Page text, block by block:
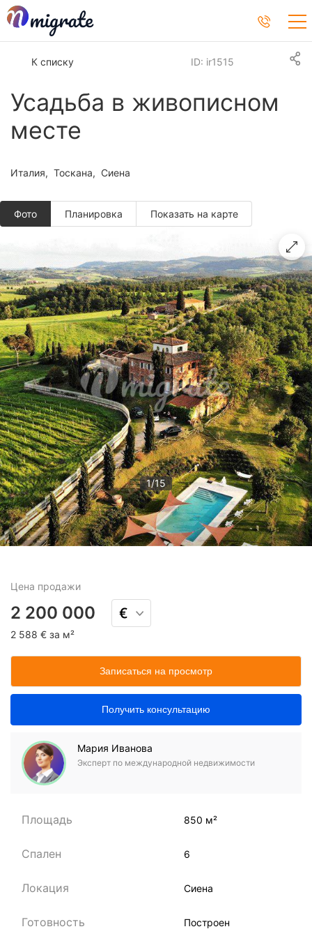
К списку
Усадьба в живописном
месте
ID: ir1515
Италия Тоскана Сиена
Фото
1/15
Планировкa Показать на карте
Цена продажи
2 200 000
2 588 € за м²
Записаться на просмотр
Получить консультацию
Мария Иванова
Эксперт по международной недвижимости
Площадь 850 м²
Спален 6
Локация Сиена
Готовность Построен